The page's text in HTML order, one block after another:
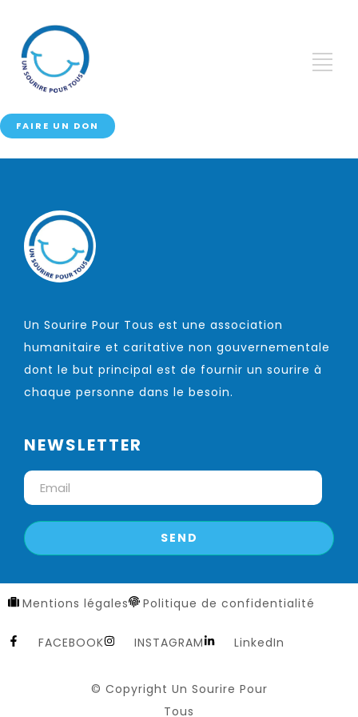
FAIRE UN DON
Un Sourire Pour Tous est une association
humanitaire et caritative non gouvernementale
dont le but principal est de fournir un sourire à
chaque personne dans le besoin.
NEWSLETTER
Mentions légales Politique de confidentialité
FACEBOOK INSTAGRAM LinkedIn
© Copyright Un Sourire Pour
Tous​